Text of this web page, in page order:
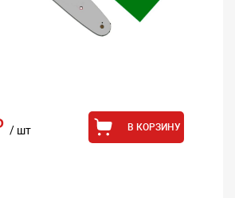
/ шт В КОРЗИНУ